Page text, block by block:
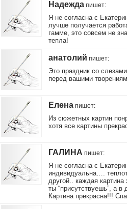
Надежда пишет:
Я не согласна с
лучше получается
гамме, это совсем не
тепла!
анатолий пишет:
Это праздник со
перед вашими
Елена пишет:
Из сюжетных картин
хотя все картины
ГАЛИНА пишет:
Я не согласна с
индивидуальна….
другой.. каждая
ты “присутствуешь”, а в
Картина прекрасна!!!